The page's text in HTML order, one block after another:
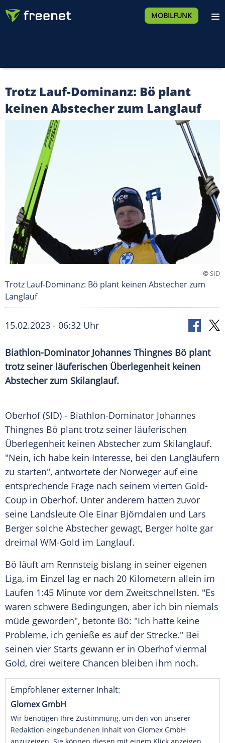
MOBILFUNK
Trotz Lauf-Dominanz: Bö plant
keinen Abstecher zum Langlauf
©SID
Trotz Lauf-Dominanz: Bö plant keinen Abstecher zum
Langlauf
15.02.2023 - 06:32 Uhr
Biathlon-Dominator Johannes Thingnes Bö plant
trotz seiner läuferischen Überlegenheit keinen
Abstecher zum Skilanglauf.
Oberhof (SID) - Biathlon-Dominator Johannes
Thingnes Bö plant trotz seiner läuferischen
Überlegenheit keinen Abstecher zum Skilanglauf.
"Nein, ich habe kein Interesse, bei den Langläufern
zu starten", antwortete der Norweger auf eine
entsprechende Frage nach seinem vierten Gold-
Coup in Oberhof. Unter anderem hatten zuvor
seine Landsleute Ole Einar Björndalen und Lars
Berger solche Abstecher gewagt, Berger holte gar
dreimal WM-Gold im Langlauf.
Bö läuft am Rennsteig bislang in seiner eigenen
Liga, im Einzel lag er nach 20 Kilometern allein im
Laufen 1:45 Minute vor dem Zweitschnellsten. "Es
waren schwere Bedingungen, aber ich bin niemals
müde geworden", betonte Bö: "Ich hatte keine
Probleme, ich genieße es auf der Strecke." Bei
seinen vier Starts gewann er in Oberhof viermal
Gold, drei weitere Chancen bleiben ihm noch.
Empfohlener externer Inhalt:
Glomex GmbH
Wir benötigen Ihre Zustimmung, um den von unserer
Redaktion eingebundenen Inhalt von Glomex GmbH